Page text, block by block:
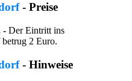
- Preise
-Der Eintritt ins
2 Euro.
- Hinweise